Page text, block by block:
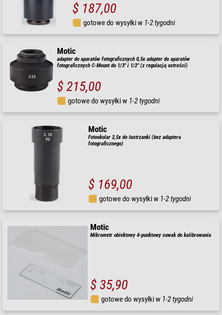
$ 187,00
gotowe do wysyłki w 1-2 tygodni
Motic
adapter do aparatów fotograficznych 0,5x adapter do aparatów
fotograficznych C-Mount do 1/3" i 1/2" (z regulacją ostrości)
$ 215,00
gotowe do wysyłki w 1-2 tygodni
Motic
Fotookular 2,5x do lustrzanki (bez adaptera
fotograficznego)
$ 169,00
gotowe do wysyłki w 1-2 tygodni
Motic
Mikrometr obiektowy 4-punktowy suwak do kalibrowania
$ 35,90
gotowe do wysyłki w 1-2 tygodni